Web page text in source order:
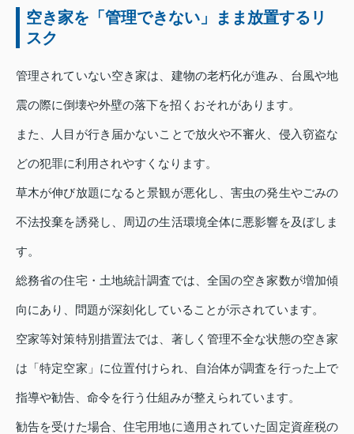
空き家を「管理できない」まま放置するリ
スク
管理されていない空き家は、建物の老朽化が進み、台風や地
震の際に倒壊や外壁の落下を招くおそれがあります。
また、人目が行き届かないことで放火や不審火、侵入窃盗な
どの犯罪に利用されやすくなります。
草木が伸び放題になると景観が悪化し、害虫の発生やごみの
不法投棄を誘発し、周辺の生活環境全体に悪影響を及ぼしま
す。
総務省の住宅・土地統計調査では、全国の空き家数が増加傾
向にあり、問題が深刻化していることが示されています。
空家等対策特別措置法では、著しく管理不全な状態の空き家
は「特定空家」に位置付けられ、自治体が調査を行った上で
指導や勧告、命令を行う仕組みが整えられています。
勧告を受けた場合、住宅用地に適用されていた固定資産税の